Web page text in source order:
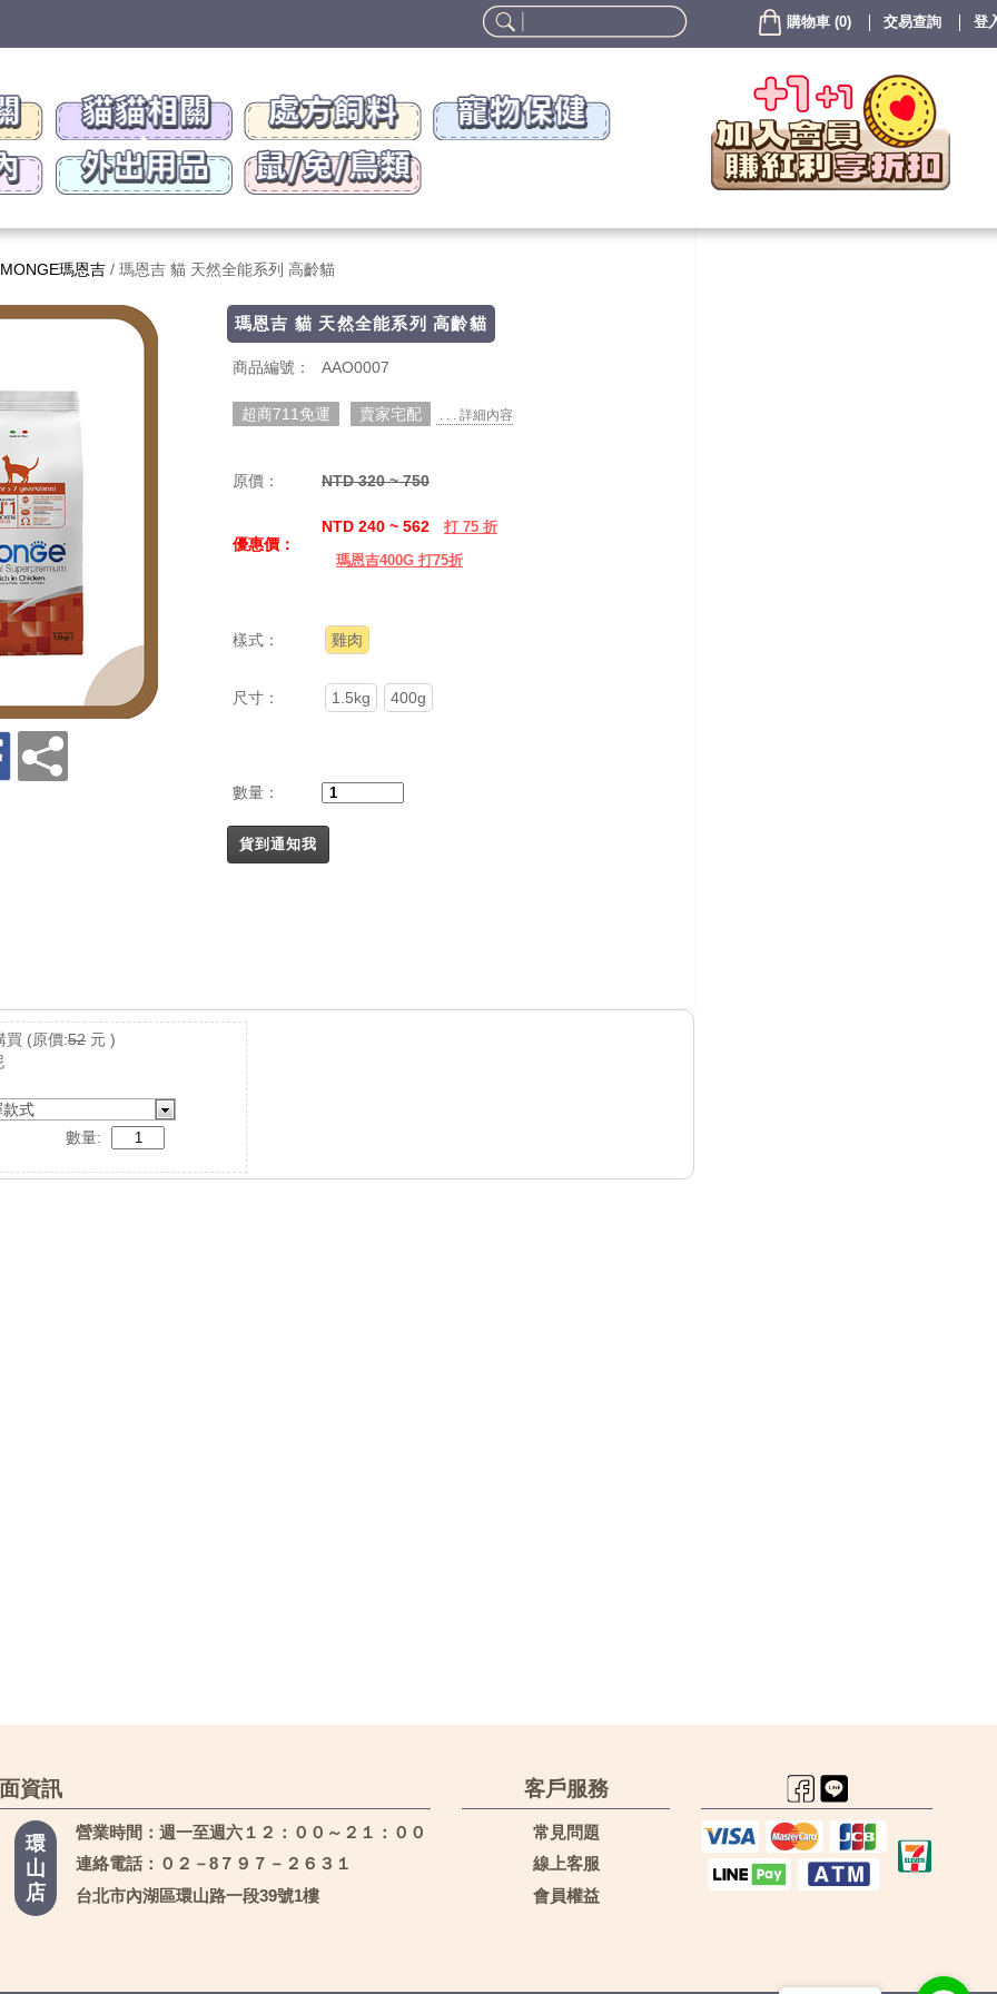
購物車 (0) 交易查詢 登
MONGE瑪恩吉 / 瑪恩吉 貓 天然全能系列 高齡貓
瑪恩吉 貓 天然全能系列 高齡貓
商品編號： AAO0007
超商711免運 賣家宅配 . . . 詳細內容
原價： NTD 320 ~ 750
優惠價：
NTD 240 ~ 562
打 75 折
瑪恩吉400G 打75折
樣式： 雞肉
尺寸： 1.5kg 400g
數量：
貨到通知我
買 (原價:52 元 )
款式
數量:
資訊
環
山
店
營業時間：週一至週六１２：００～２１：００
連絡電話：０２－8７９７－２６３１
台北市內湖區環山路一段39號1樓
客戶服務
常見問題
線上客服
會員權益